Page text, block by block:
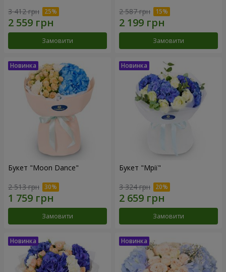
3 412 грн
Замовити
2 587 грн
Замовити
Букет "Moon Dance"
2 513 грн
Замовити
Букет "Мрії"
3 324 грн
Замовити